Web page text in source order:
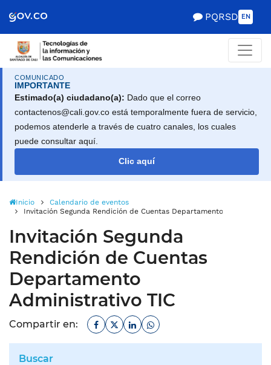
de Gobierno
PQRSD EN
COMUNICADO
IMPORTANTE
Estimado(a) ciudadano(a): Dado que el correo
contactenos@cali.gov.co está temporalmente fuera de servicio,
podemos atenderle a través de cuatro canales, los cuales
puede consultar aquí.
Clic aquí
Inicio
Calendario de eventos
Invitación Segunda Rendición de Cuentas Departamento
Invitación Segunda
Rendición de Cuentas
Departamento
Administrativo TIC
Compartir en: Facebook
TwitterLinkedinWhatsapp
Buscar